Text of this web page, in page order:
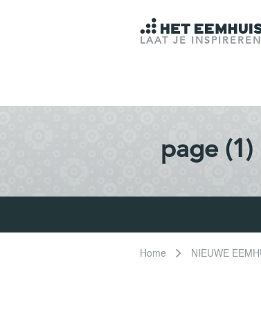
LAAT JE
page (1)
Home NIEUWE